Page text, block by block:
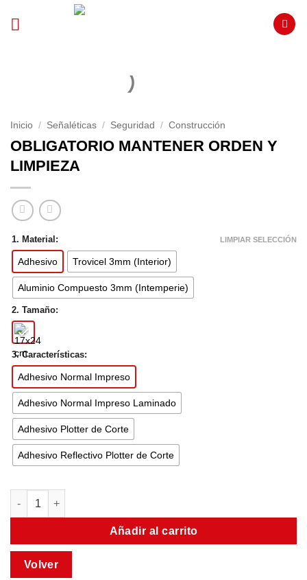
Inicio / Señaléticas / Seguridad / Construcción
OBLIGATORIO MANTENER ORDEN Y
LIMPIEZA
1. Material:
Adhesivo Trovicel 3mm (Interior)
Aluminio Compuesto 3mm (Intemperie)
2. Tamaño:
3. Características:
Adhesivo Normal Impreso
Adhesivo Normal Impreso Laminado
Adhesivo Plotter de Corte
Adhesivo Reflectivo Plotter de Corte
LIMPIAR SELECCIÓN
Añadir al carrito